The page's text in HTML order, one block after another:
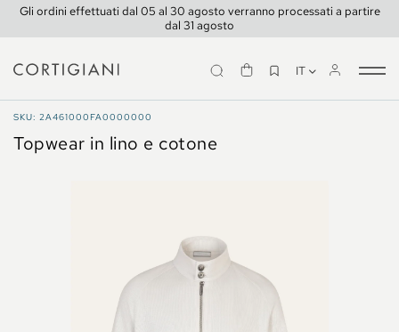
Gli ordini effettuati dal 05 al 30 agosto verranno processati a partire
dal 31 agosto
IT
SKU: 2A461000FA0000000
Topwear in lino e cotone